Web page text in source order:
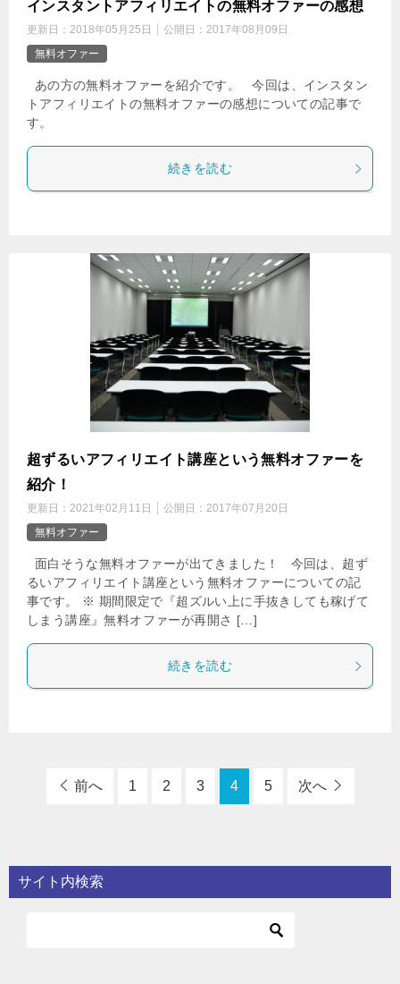
インスタントアフィリエイトの無料オファーの感想
更新日： 2018年05月25日 公開日： 2017年08月09日
無料オファー
あの方の無料オファーを紹介です。 今回は、インスタン
トアフィリエイトの無料オファーの感想についての記事で
す。
続きを読む
超ずるいアフィリエイト講座という無料オファーを
紹介！
更新日： 2021年02月11日 公開日： 2017年07月20日
無料オファー
面白そうな無料オファーが出てきました！ 今回は、超ず
るいアフィリエイト講座という無料オファーについての記
事です。 ※ 期間限定で『超ズルい上に手抜きしても稼げて
しまう講座』無料オファーが再開さ […]
続きを読む
前へ 1 2 3 4 5 次へ
サイト内検索